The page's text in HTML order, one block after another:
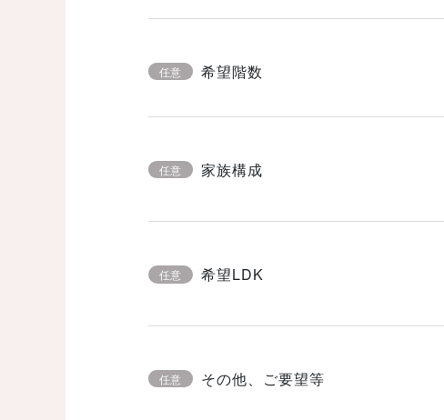
任意 希望階数
任意 家族構成
任意 希望LDK
任意 その他、ご要望等